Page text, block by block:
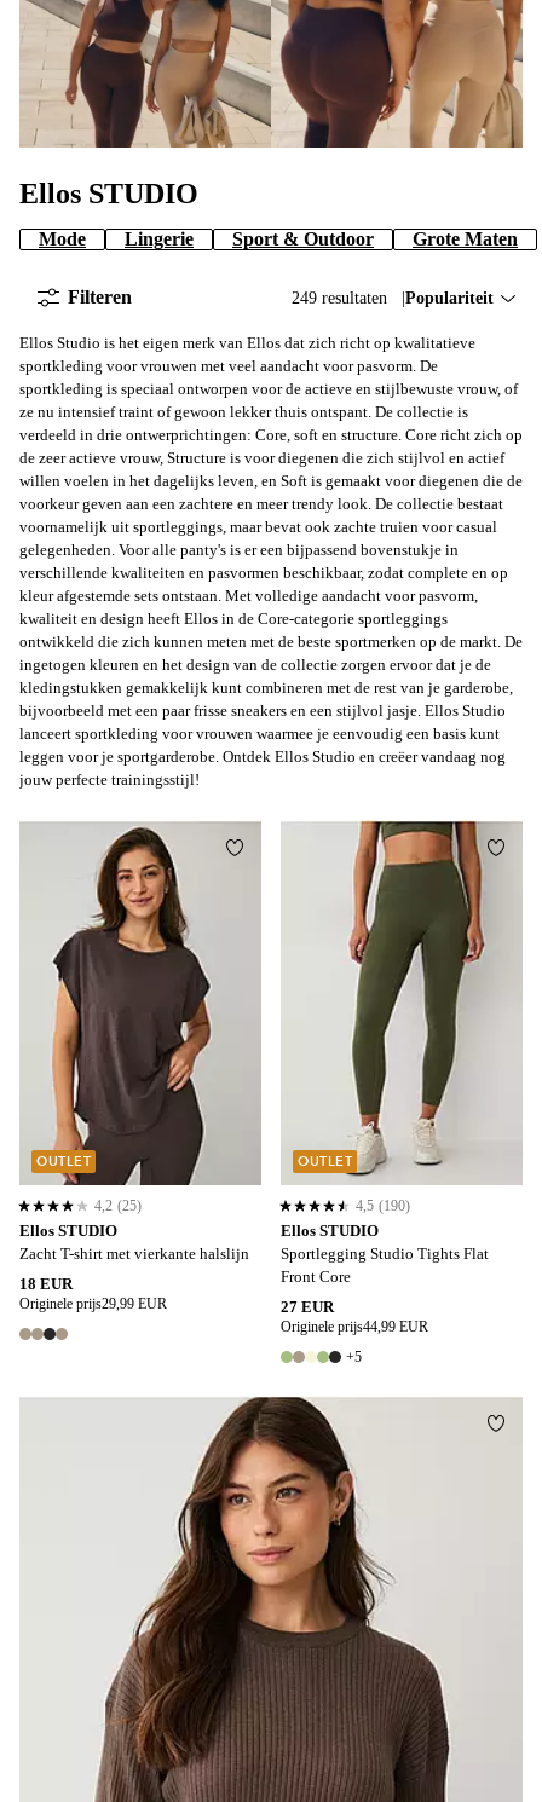
Ellos STUDIO
Mode Lingerie Sport & Outdoor Grote Maten
249 resultaten Sorteer op:
Populariteit
Filteren
Ellos Studio is het eigen merk van Ellos dat zich richt op kwalitatieve
sportkleding voor vrouwen met veel aandacht voor pasvorm. De
sportkleding is speciaal ontworpen voor de actieve en stijlbewuste vrouw, of
ze nu intensief traint of gewoon lekker thuis ontspant. De collectie is
verdeeld in drie ontwerprichtingen: Core, soft en structure. Core richt zich op
de zeer actieve vrouw, Structure is voor diegenen die zich stijlvol en actief
willen voelen in het dagelijks leven, en Soft is gemaakt voor diegenen die de
voorkeur geven aan een zachtere en meer trendy look. De collectie bestaat
voornamelijk uit sportleggings, maar bevat ook zachte truien voor casual
gelegenheden. Voor alle panty's is er een bijpassend bovenstukje in
verschillende kwaliteiten en pasvormen beschikbaar, zodat complete en op
kleur afgestemde sets ontstaan. Met volledige aandacht voor pasvorm,
kwaliteit en design heeft Ellos in de Core-categorie sportleggings
ontwikkeld die zich kunnen meten met de beste sportmerken op de markt. De
ingetogen kleuren en het design van de collectie zorgen ervoor dat je de
kledingstukken gemakkelijk kunt combineren met de rest van je garderobe,
bijvoorbeeld met een paar frisse sneakers en een stijlvol jasje. Ellos Studio
lanceert sportkleding voor vrouwen waarmee je eenvoudig een basis kunt
leggen voor je sportgarderobe. Ontdek Ellos Studio en creëer vandaag nog
jouw perfecte trainingsstijl!
Ellos STUDIO
Zacht T-shirt met vierkante halslijn
18 EUR
Originele prijs29,99 EUR
4 kleuren
4,2 op basis van 25 beoordelingen
4,2 (25)
OUTLET
Toevoegen aan favorieten
Ellos STUDIO
Sportlegging Studio Tights Flat
Front Core
27 EUR
Originele prijs44,99 EUR
10 kleuren
+5
4,5 op basis van 190 beoordelingen
4,5 (190)
OUTLET